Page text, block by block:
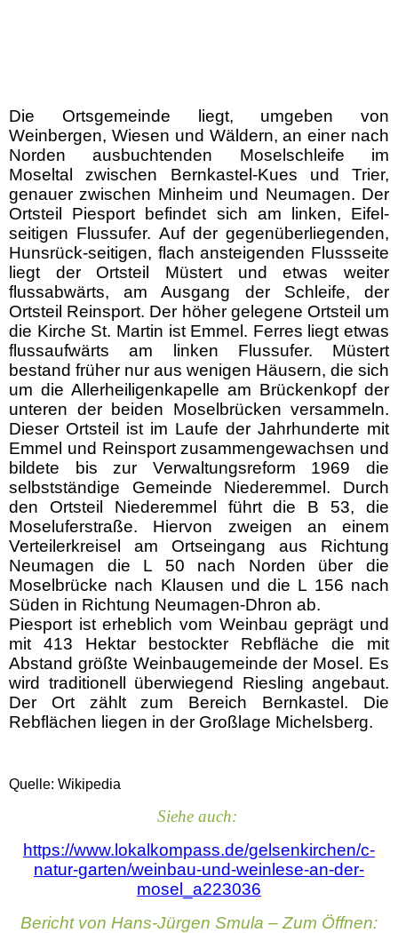
Die Ortsgemeinde liegt, umgeben von
Weinbergen, Wiesen und Wäldern, an einer nach
Norden ausbuchtenden Mosel schleife im
Moseltal zwischen Bernkastel-Kues und Trier,
genauer zwischen Minheim und Neumagen. Der
Ortsteil Piesport befindet sich am linken, Eifel -
seitigen Flussufer. Auf der gegenüberliegenden,
Hunsrück-seitigen, flach ansteigenden Flussseite
liegt der Ortsteil Müstert und etwas weiter
flussabwärts, am Ausgang der Schleife, der
Ortsteil Reinsport. Der höher gelegene Ortsteil um
die Kirche St. Martin ist Emmel. Ferres liegt etwas
flussaufwärts am linken Flussufer. Müstert
bestand früher nur aus wenigen Häusern, die sich
um die Allerheiligenkapelle am Brückenkopf der
unteren der beiden Moselbrücken versammeln.
Dieser Ortsteil ist im Laufe der Jahrhunderte mit
Emmel und Reinsport zusammengewachsen und
bildete bis zur Verwaltungsreform 1969 die
selbstständige Gemeinde Niederemmel. Durch
den Ortsteil Niederemmel führt die B 53, die
Moseluferstraße. Hiervon zweigen an einem
Verteilerkreisel am Ortseingang aus Richtung
Neumagen die L 50 nach Norden über die
Moselbrücke nach Klausen und die L 156 nach
Süden in Richtung Neumagen-Dhron ab.
Piesport ist erheblich vom Weinbau geprägt und
mit 413 Hektar bestockter Rebfläche die mit
Abstand größte Weinbaugemeinde der Mosel . Es
wird traditionell überwiegend Riesling angebaut.
Der Ort zählt zum Bereich Bernkastel . Die
Rebflächen liegen in der Großlage Michelsberg.
Quelle: Wikipedia
Siehe auch:
https://www.lokalkompass.de/gelsenkirchen/c-
natur-garten/weinbau-und-weinlese-an-der-
mosel_a223036
Bericht von Hans-Jürgen Smula – Zum Öffnen: